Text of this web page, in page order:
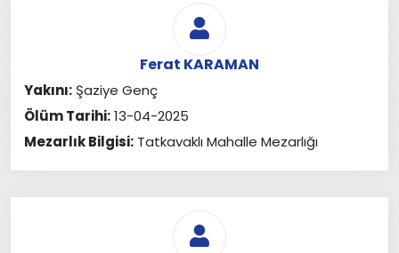
Ferat KARAMAN
Yakını: Şaziye Genç
Ölüm Tarihi:13-04-2025
Mezarlık Bilgisi: Tatkavaklı Mahalle Mezarlığı